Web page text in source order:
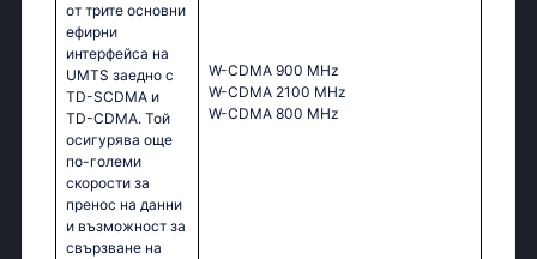
от трите основни
ефирни
интерфейса на
UMTS заедно с
TD-SCDMA и
TD-CDMA. Той
осигурява още
по-големи
скорости за
пренос на данни
и възможност за
свързване на
W-CDMA 900 MHz
W-CDMA 2100 MHz
W-CDMA 800 MHz